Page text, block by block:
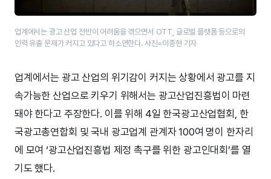
업계에서는 광고 산업 전반이 어려움을 겪으면서 OTT, 글로벌 플랫폼 등으로의
인력 유출 문제가 커지고 있다고 하소연한다. 사진=이종현 기자
업계에서는 광고 산업의 위기감이 커지는 상황에서 광고를 지
속가능한 산업으로 키우기 위해서는 광고산업진흥법이 마련
돼야 한다고 주장한다. 이를 위해 4일 한국광고산업협회, 한
국광고총연합회 및 국내 광고업계 관계자 100여 명이 한자리
에 모여 ‘광고산업진흥법 제정 촉구를 위한 광고인대회’를 열
기도 했다.